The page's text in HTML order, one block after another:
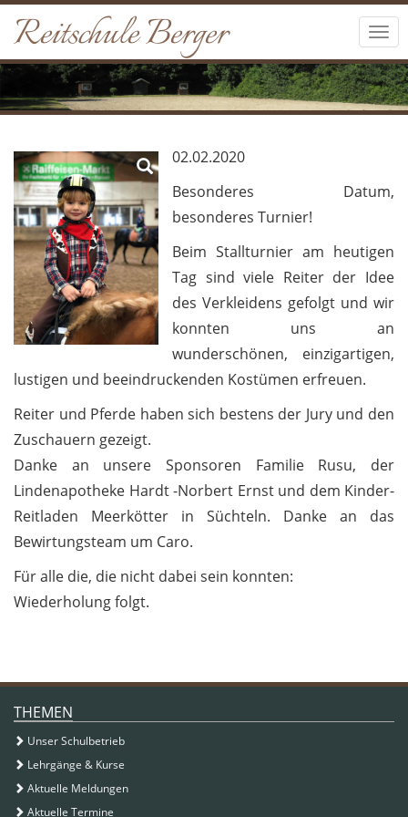
Reitschule Berger
02.02.2020
Besonderes Datum,
besonderes Turnier!
Beim Stallturnier am heutigen
Tag sind viele Reiter der Idee
des Verkleidens gefolgt und wir
konnten uns an
wunderschönen, einzigartigen,
lustigen und beeindruckenden Kostümen erfreuen.
Reiter und Pferde haben sich bestens der Jury und den
Zuschauern gezeigt.
Danke an unsere Sponsoren Familie Rusu, der
Lindenapotheke Hardt -Norbert Ernst und dem Kinder-
Reitladen Meerkötter in Süchteln. Danke an das
Bewirtungsteam um Caro.
Für alle die, die nicht dabei sein konnten:
Wiederholung folgt.
ZUSATZINFORMATIONEN
THEMEN
Unser Schulbetrieb
Lehrgänge & Kurse
Aktuelle Meldungen
Aktuelle Termine